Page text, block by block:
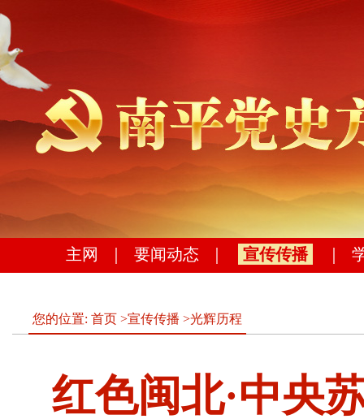
主网 要闻动态 宣传传播
您的位置: 首页 >宣传传播 >光辉历程
红色闽北·中央